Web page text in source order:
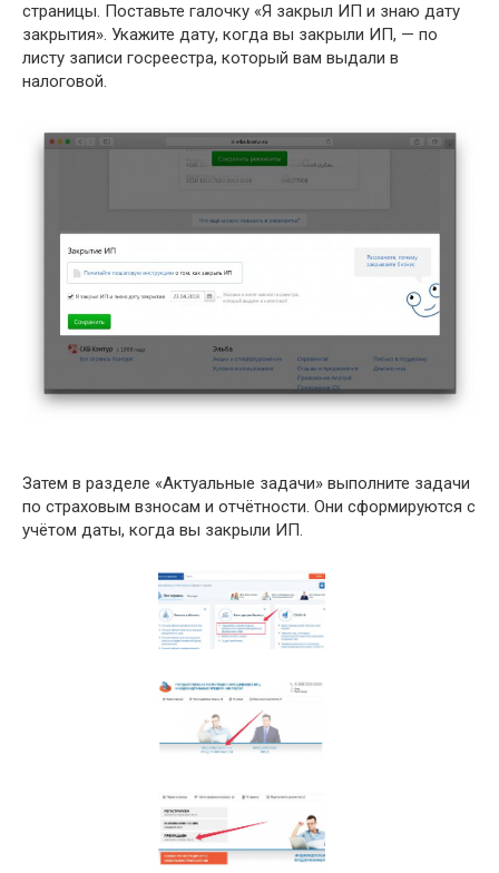
страницы. Поставьте галочку «Я закрыл ИП и знаю дату
закрытия». Укажите дату, когда вы закрыли ИП, — по
листу записи госреестра, который вам выдали в
налоговой.
Затем в разделе «Актуальные задачи» выполните задачи
по страховым взносам и отчётности. Они сформируются с
учётом даты, когда вы закрыли ИП.